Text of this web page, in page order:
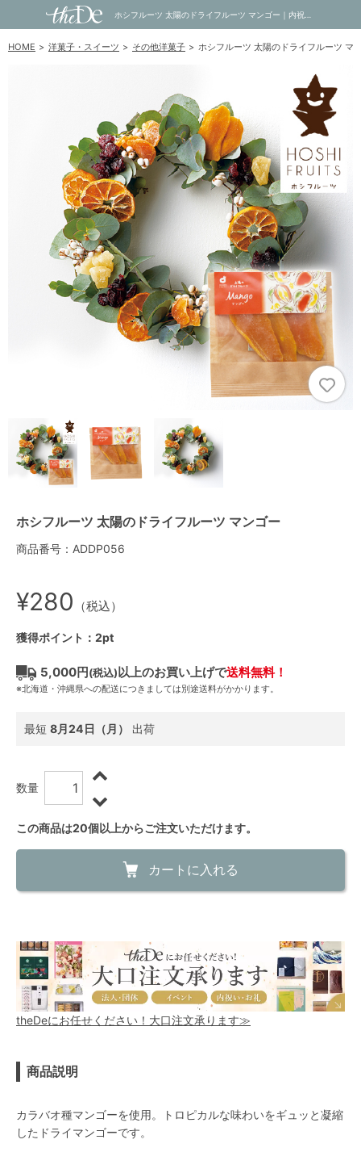
HOME 洋菓子・スイーツ その他洋菓子 ホシフルーツ 太陽のドライフルーツ マ
ホシフルーツ 太陽のドライフルーツ マンゴー
商品番号：ADDP056
¥280 （税込）
獲得ポイント：2pt
5,000円(税込)以上のお買い上げで送料無料！
※北海道・沖縄県への配送につきましては別途送料がかかります。
最短 8月24日（月） 出荷
数量
この商品は20個以上からご注文いただけます。
カートに入れる
theDeにお任せください！大口注文承ります≫
商品説明
カラバオ種マンゴーを使用。トロピカルな味わいをギュッと凝縮
したドライマンゴーです。